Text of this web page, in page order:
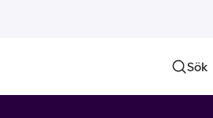
Sök